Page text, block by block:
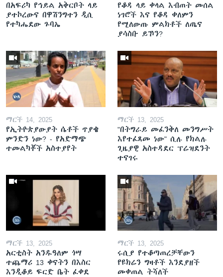
በአፍሪካ የኅይል አቅርቦት ላይ
ያተኮረውና በዋሽንግተን ዲሲ
የተካሔደው ጉባኤ
የቆዳ ላይ ቀላል እብጠት መሰል
ነገሮች እና የቆዳ ቀለምን
የሚለውጡ ምልክቶች ለጤና
ያሳስቡ ይኾን?
ማርች 14, 2025
የኢትዮጵያውያት ሴቶች ጥያቄ
ምንድን ነው? - የአድማጭ
ተመልካቾች አስተያየት
ማርች 13, 2025
"በትግራይ መፈንቅለ መንግሥት
እየተፈጸመ ነው" ሲሉ የክልሉ
ጊዜያዊ አስተዳደር ፕሬዝደንት
ተናገሩ
ማርች 13, 2025
አርቲስት አንዱዓለም ጎሣ
ተጨማሪ 13 ቀናትን በእስር
እንዲቆይ ፍርድ ቤት ፈቀደ
ማርች 13, 2025
ሩሲያ የተቆጣጠረቻቸውን
የዩክሬን ግዛቶች እንደያዘች
መቀጠል ትሻለች